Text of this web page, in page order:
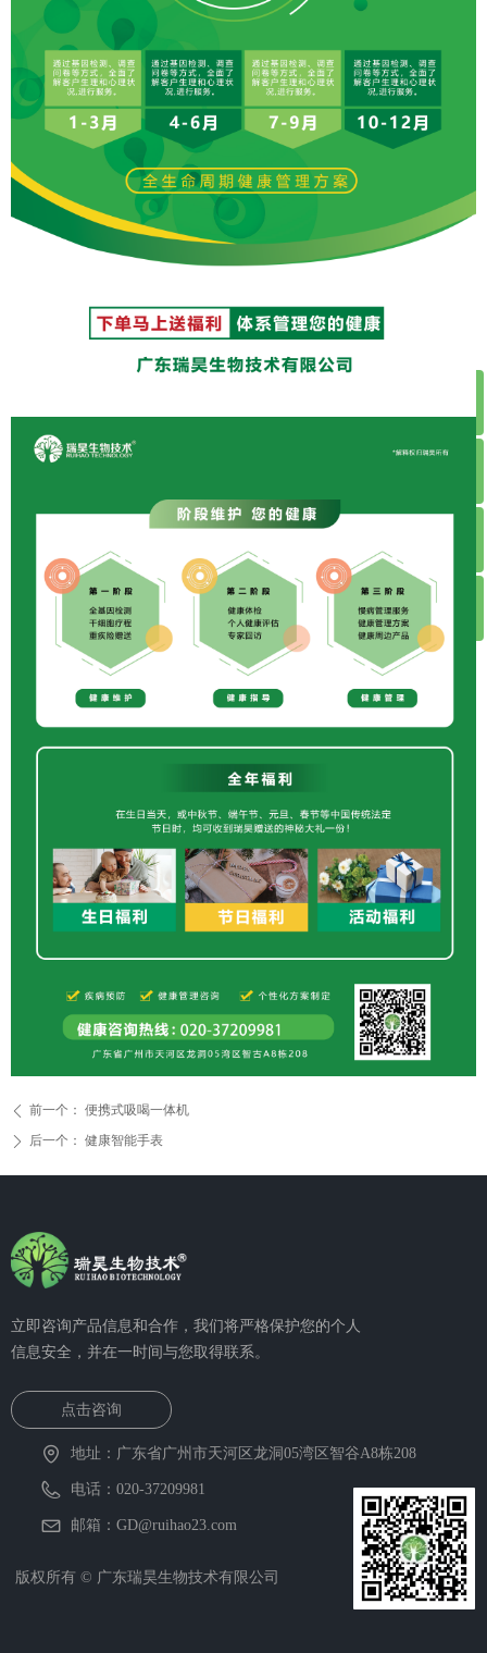
ꄴ 前一个： 便携式吸喝一体机
ꄲ 后一个： 健康智能手表
立即咨询产品信息和合作，我们将严格保护您的个人
信息安全，并在一时间与您取得联系。
点击咨询
地址： 广东省广州市天河区龙洞05湾区智谷A8栋208
电话： 020-37209981
邮箱： GD@ruihao23.com
版权所有 © 广东瑞昊生物技术有限公司
ꀥ